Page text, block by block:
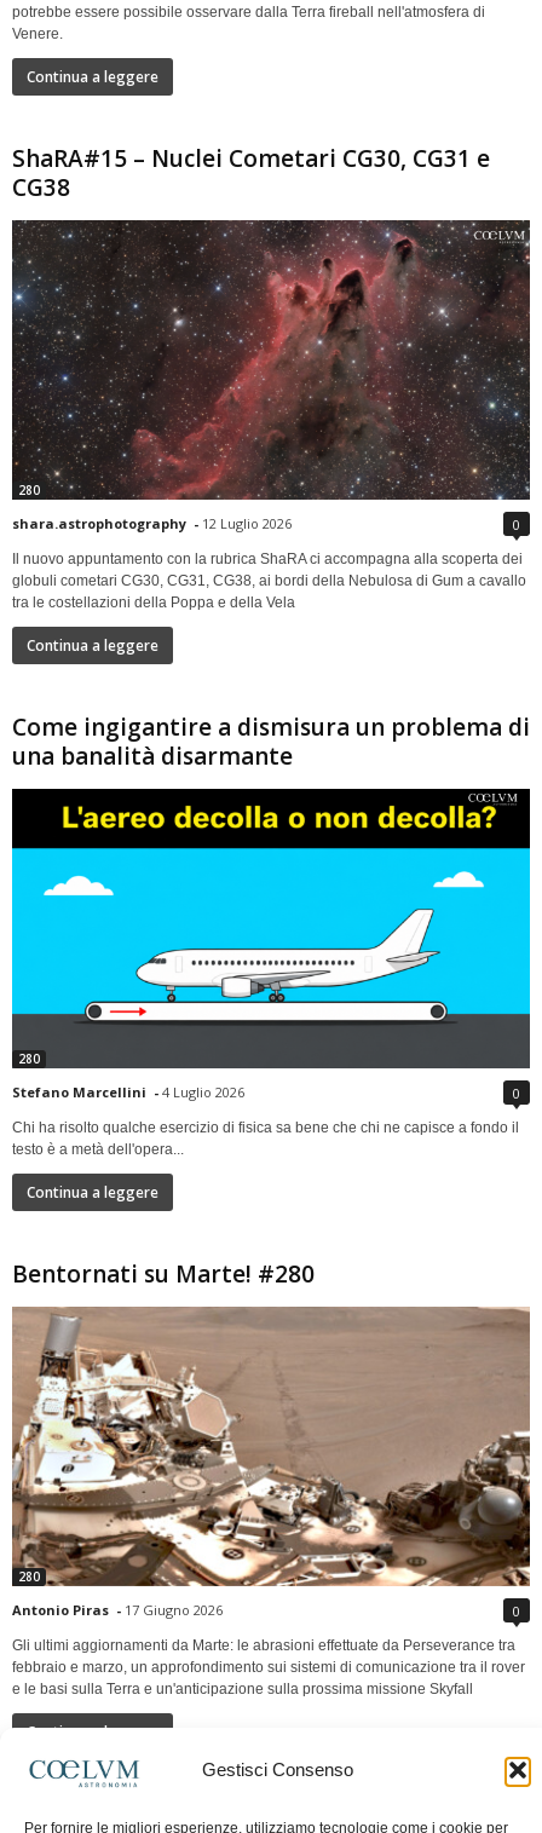
Gestisci Consenso
Per fornire le migliori esperienze, utilizziamo tecnologie come i cookie per
potrebbe essere possibile osservare dalla Terra fireball nell'atmosfera di
Venere.
Continua a leggere
ShaRA#15 – Nuclei Cometari CG30, CG31 e
CG38
280
shara.astrophotography - 12 Luglio 2026 0
Il nuovo appuntamento con la rubrica ShaRA ci accompagna alla scoperta dei
globuli cometari CG30, CG31, CG38, ai bordi della Nebulosa di Gum a cavallo
tra le costellazioni della Poppa e della Vela
Continua a leggere
Come ingigantire a dismisura un problema di
una banalità disarmante
280
Stefano Marcellini - 4 Luglio 2026 0
Chi ha risolto qualche esercizio di fisica sa bene che chi ne capisce a fondo il
testo è a metà dell'opera...
Continua a leggere
Bentornati su Marte! #280
280
Antonio Piras - 17 Giugno 2026 0
Gli ultimi aggiornamenti da Marte: le abrasioni effettuate da Perseverance tra
febbraio e marzo, un approfondimento sui sistemi di comunicazione tra il rover
e le basi sulla Terra e un'anticipazione sulla prossima missione Skyfall
Continua a leggere